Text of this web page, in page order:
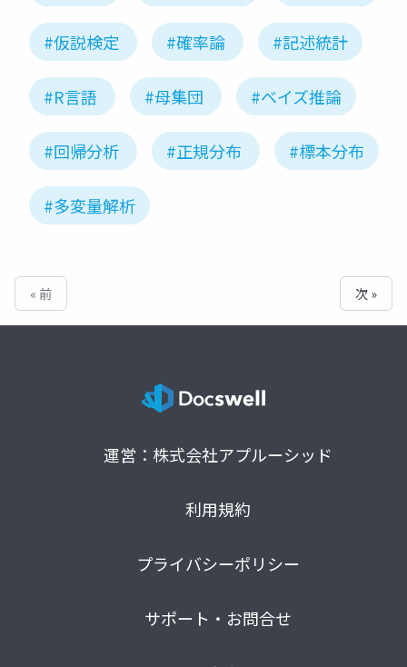
#仮説検定 #確率論 #記述統計
#R言語 #母集団 #ベイズ推論
#回帰分析 #正規分布 #標本分布
#多変量解析
« 前 次 »
運営：株式会社アプルーシッド
利用規約
プライバシーポリシー
サポート・お問合せ